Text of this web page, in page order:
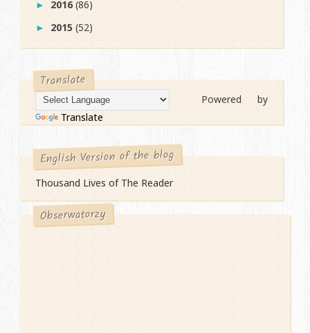
► 2016(86)
► 2015(52)
Translate
Powered by
Translate
English Version of the blog
Thousand Lives of The Reader
Obserwatorzy